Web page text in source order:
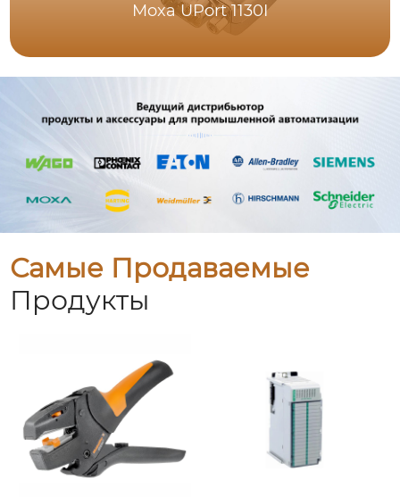
Moxa UPort 1130I
Самые Продаваемые
Продукты